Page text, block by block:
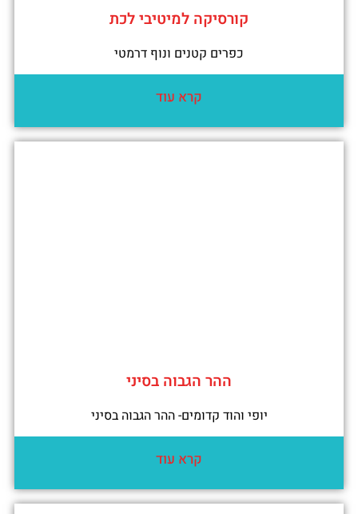
קורסיקה למיטיבי לכת
כפרים קטנים ונוף דרמטי
קרא עוד
ההר הגבוה בסיני
יופי והוד קדומים- ההר הגבוה בסיני
קרא עוד